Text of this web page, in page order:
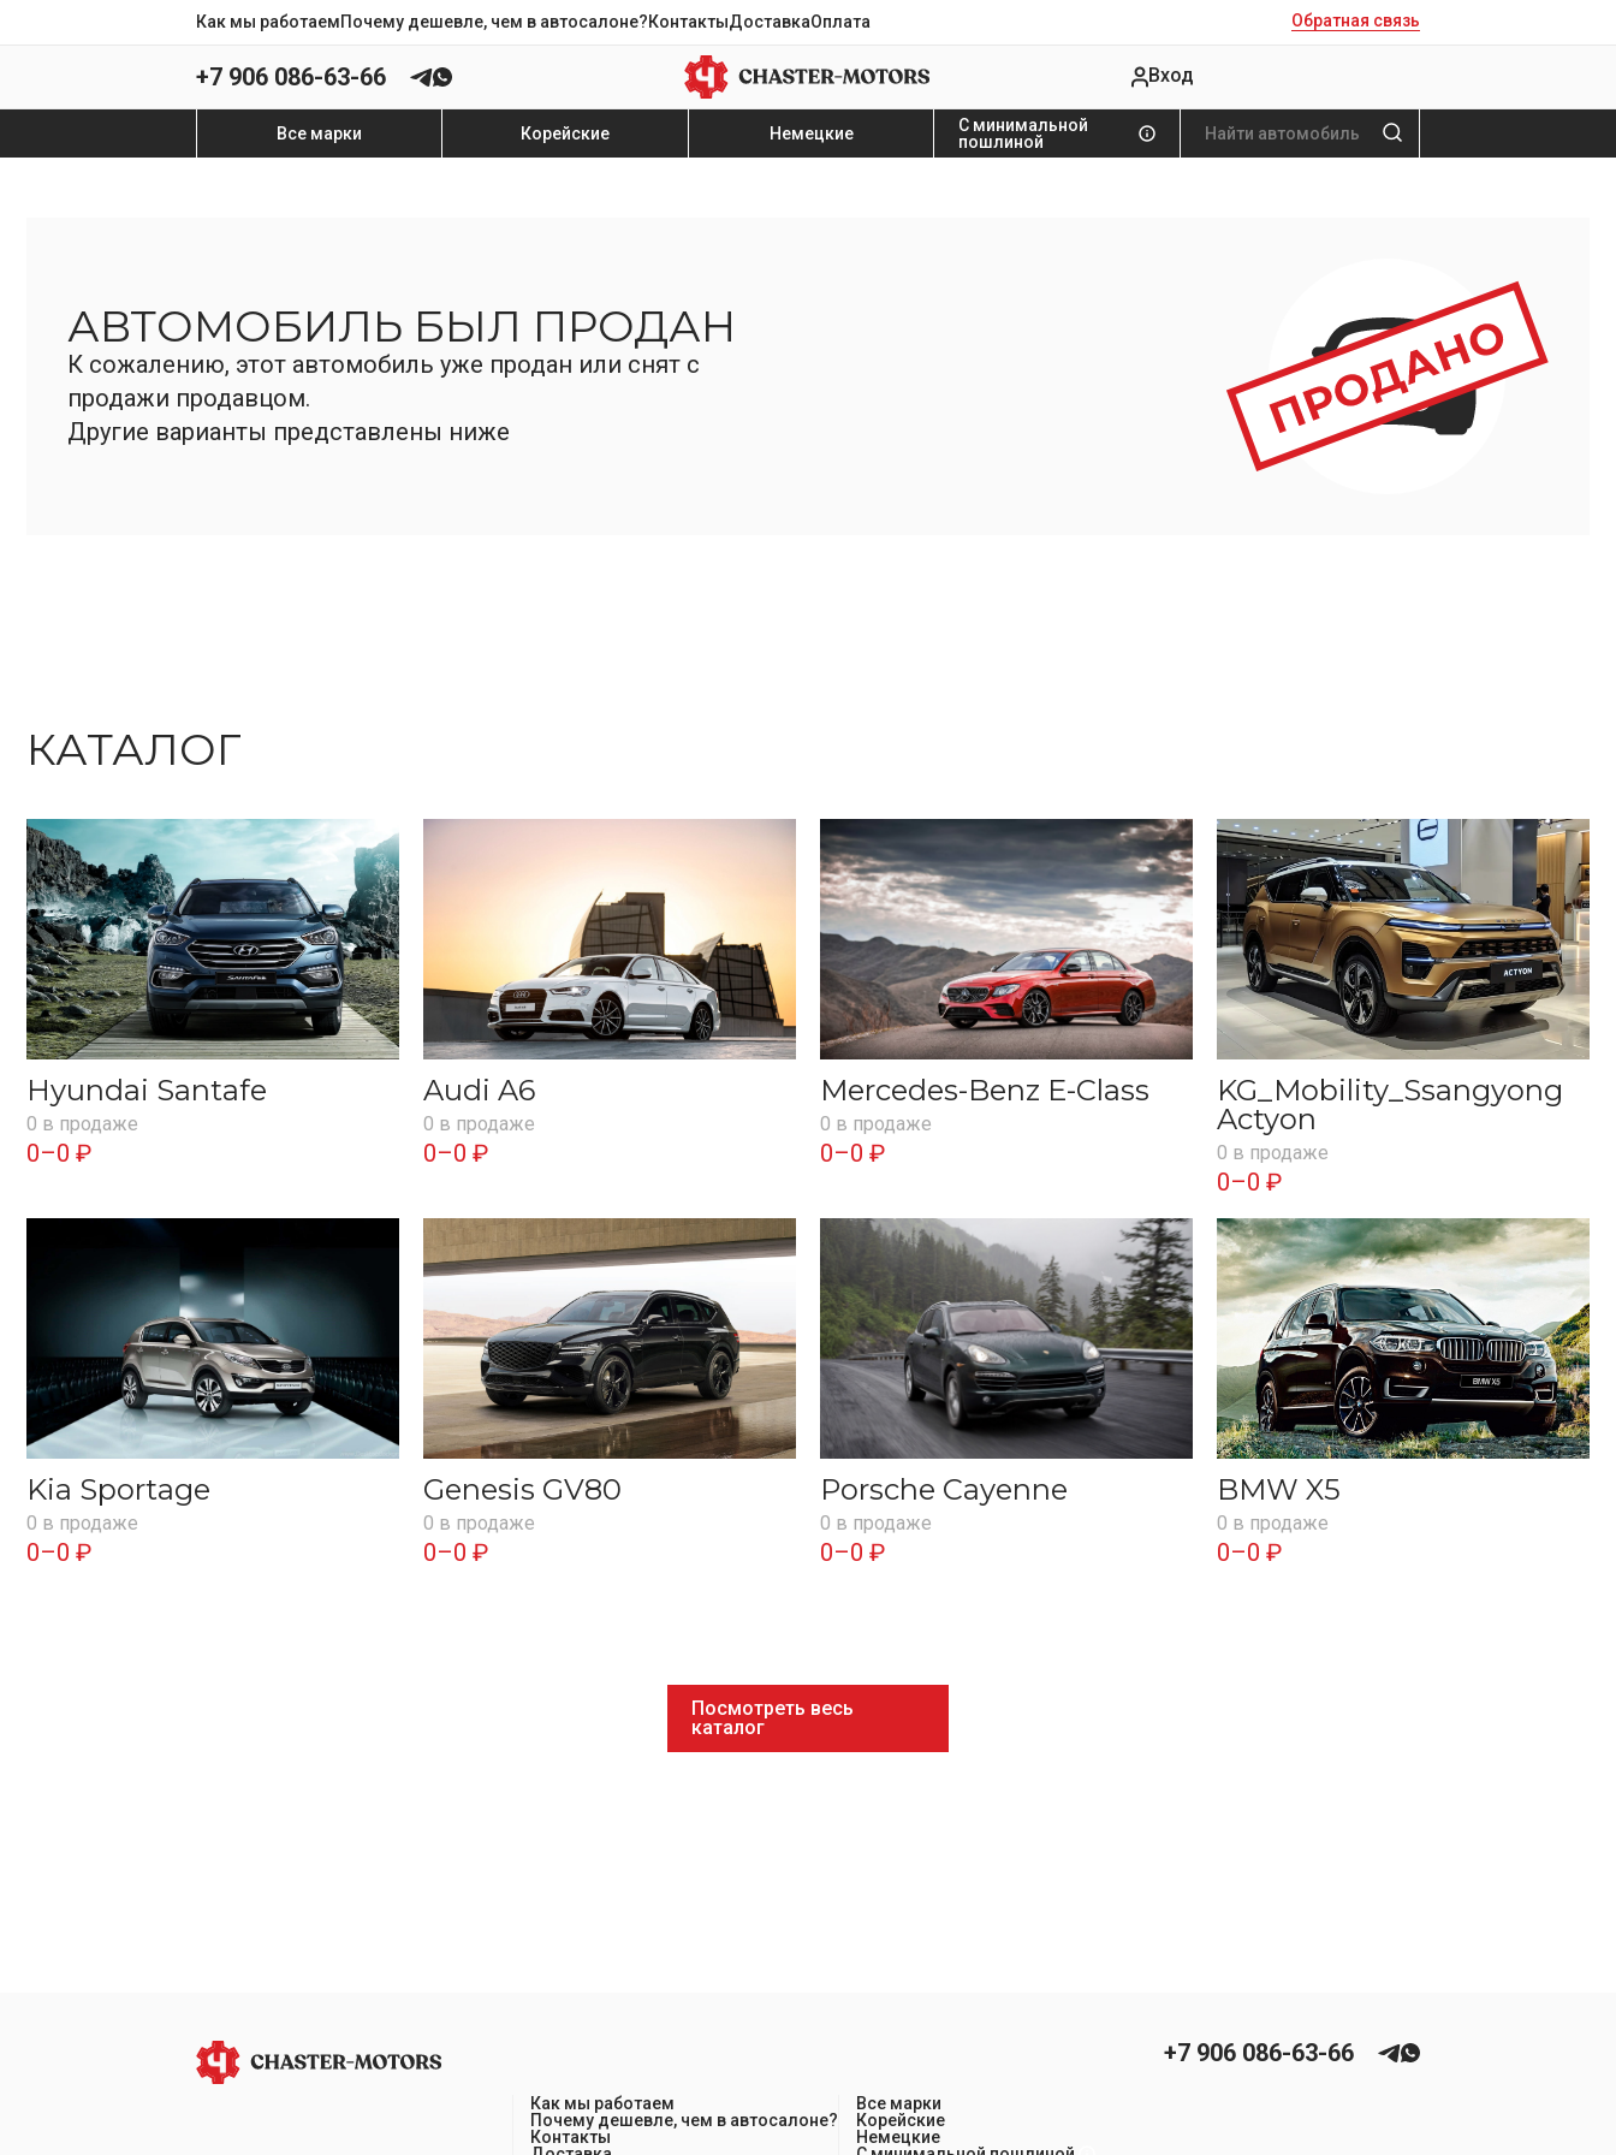
Как мы работаемПочему дешевле, чем в автосалоне?КонтактыДоставкаОплата Обратная связь
+7 906 086-63-66 Вход
Все марки Корейские Немецкие
С минимальной
пошлиной
АВТОМОБИЛЬ БЫЛ ПРОДАН
К сожалению, этот автомобиль уже продан или снят с
продажи продавцом.
Другие варианты представлены ниже
КАТАЛОГ
Hyundai Santafe
0 в продаже
0–0 ₽
Audi A6
0 в продаже
0–0 ₽
Mercedes-Benz E-Class
0 в продаже
0–0 ₽
KG_Mobility_Ssangyong
Actyon
0 в продаже
0–0 ₽
Kia Sportage
0 в продаже
0–0 ₽
Genesis GV80
0 в продаже
0–0 ₽
Porsche Cayenne
0 в продаже
0–0 ₽
BMW X5
0 в продаже
0–0 ₽
Посмотреть весь
каталог
Как мы работаем
Почему дешевле, чем в автосалоне?
Контакты
Все марки
Корейские
Немецкие
+7 906 086-63-66